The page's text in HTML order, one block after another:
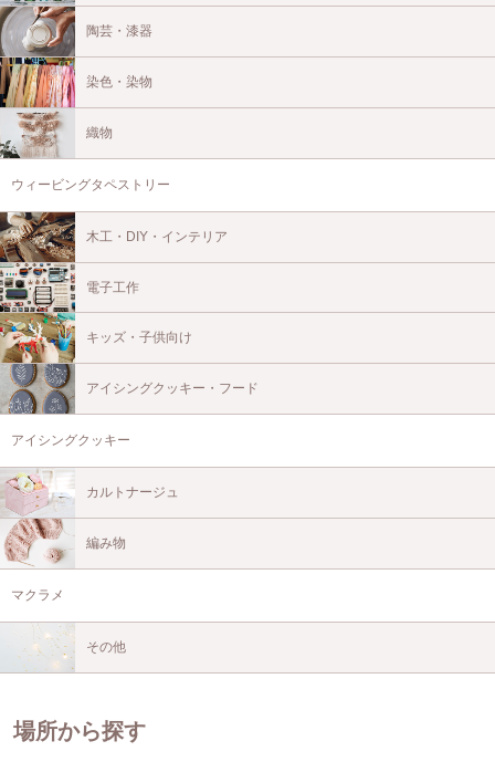
陶芸・漆器
染色・染物
織物
ウィービングタペストリー
木工・DIY・インテリア
電子工作
キッズ・子供向け
アイシングクッキー・フード
アイシングクッキー
カルトナージュ
編み物
マクラメ
その他
場所から探す